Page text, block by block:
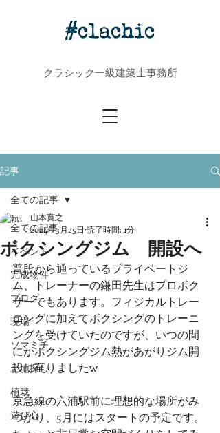
クラシック一級建築士事務所
記事
全ての記事
イベント
完成物件
ブログ
現場
ソマミチ
土地探し
植栽
遊び心
全ての記事
ボクシングジム 開設へ
山本寛之
2024年3月25日 読了時間: 1分
普段から通っているプライベートジ
ム、トレーナーの鎌田先生はプロボク
サーでもあります。フィジカルトレー
ニングに加えてボクシングのトレーニ
ングを受けていたのですが、いつの間
にかボクシングジム熱があがりジム開
設に至りましたw
京急線の六浦駅前に理想的な場所がみ
つかり、5月にはスタートの予定です。